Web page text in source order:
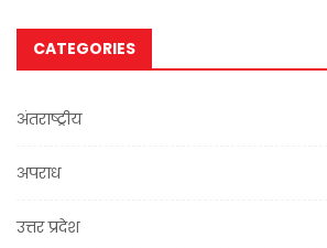
CATEGORIES
अंतराष्ट्रीय
अपराध
उत्तर प्रदेश